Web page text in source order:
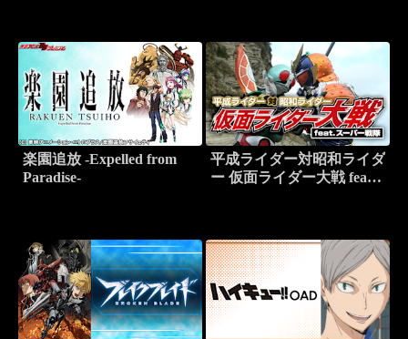
楽園追放 -Expelled from
Paradise-
平成ライダー対昭和ライダ
ー 仮面ライダー大戦 feat.